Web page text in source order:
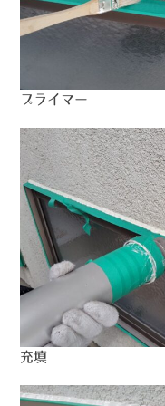
プライマー
充填